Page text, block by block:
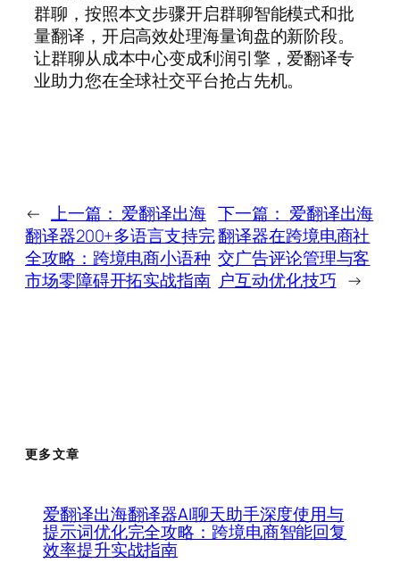
群聊，按照本文步骤开启群聊智能模式和批
量翻译，开启高效处理海量询盘的新阶段。
让群聊从成本中心变成利润引擎，爱翻译专
业助力您在全球社交平台抢占先机。
← 上一篇： 爱翻译出海
翻译器200+多语言支持完
全攻略：跨境电商小语种
市场零障碍开拓实战指南
下一篇： 爱翻译出海
翻译器在跨境电商社
交广告评论管理与客
户互动优化技巧 →
更多文章
爱翻译出海翻译器AI聊天助手深度使用与
提示词优化完全攻略：跨境电商智能回复
效率提升实战指南